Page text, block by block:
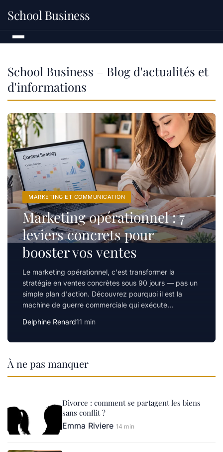
School Business
School Business – Blog d'actualités et
d'informations
MARKETING ET COMMUNICATION
Marketing opérationnel : 7
leviers concrets pour
booster vos ventes
Le marketing opérationnel, c'est transformer la
stratégie en ventes concrètes sous 90 jours — pas un
simple plan d'action. Découvrez pourquoi il est la
machine de guerre commerciale qui exécute…
Delphine Renard11 min
À ne pas manquer
Divorce : comment se partagent les biens
sans conflit ?
Emma Riviere 14 min